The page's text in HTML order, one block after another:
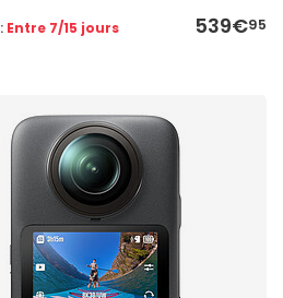
539€95
Entre 7/15 jours